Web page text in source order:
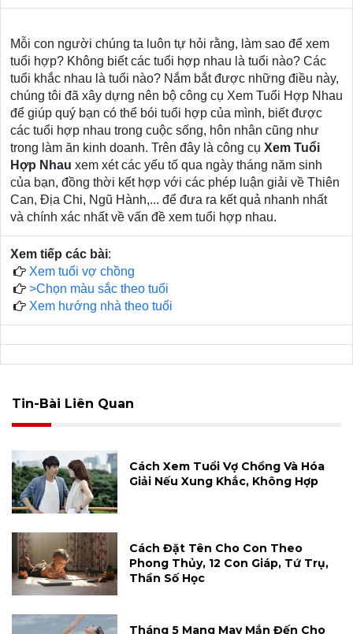
Mỗi con người chúng ta luôn tự hỏi rằng, làm sao để xem
tuổi hợp? Không biết các tuổi hợp nhau là tuổi nào? Các
tuổi khắc nhau là tuổi nào? Nắm bắt được những điều này,
chúng tôi đã xây dựng nên bộ công cụ Xem Tuổi Hợp Nhau
để giúp quý bạn có thể bói tuổi hợp của mình, biết được
các tuổi hợp nhau trong cuộc sống, hôn nhân cũng như
trong làm ăn kinh doanh. Trên đây là công cụ Xem Tuổi
Hợp Nhau xem xét các yếu tố qua ngày tháng năm sinh
của bạn, đồng thời kết hợp với các phép luận giải về Thiên
Can, Địa Chi, Ngũ Hành,... để đưa ra kết quả nhanh nhất
và chính xác nhất về vấn đề xem tuổi hợp nhau.
Xem tiếp các bài:
Xem tuổi vợ chồng
>Chọn màu sắc theo tuổi
Xem hướng nhà theo tuổi
Tin-Bài Liên Quan
Cách Xem Tuổi Vợ Chồng Và Hóa
Giải Nếu Xung Khắc, Không Hợp
Cách Đặt Tên Cho Con Theo
Phong Thủy, 12 Con Giáp, Tứ Trụ,
Thần Số Học
Tháng 5 Mang May Mắn Đến Cho